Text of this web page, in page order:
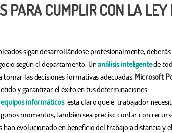
PARA CUMPLIR CON LA
sigan desarrollándose profesionalmente,
según el departamento. Unanálisis inteligentede
tomar las decisiones formativas adecuadas. Microsoft
y garantizar el éxito en tus determinaciones.
equipos informáticos, está claro que el trabajador
momentos, también sea preciso contar con
han evolucionado en beneficio del trabajo a distancia y